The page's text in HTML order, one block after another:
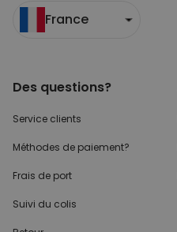
France
Des questions?
Service clients
Méthodes de paiement?
Frais de port
Suivi du colis